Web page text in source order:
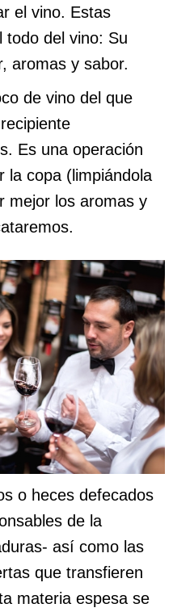
el vino. Estas
todo del vino: Su
aromas y sabor.
de vino del que
Es una operación
la copa (limpiándola
mejor los aromas y
o heces defecados
de la
así como las
que transfieren
materia espesa se